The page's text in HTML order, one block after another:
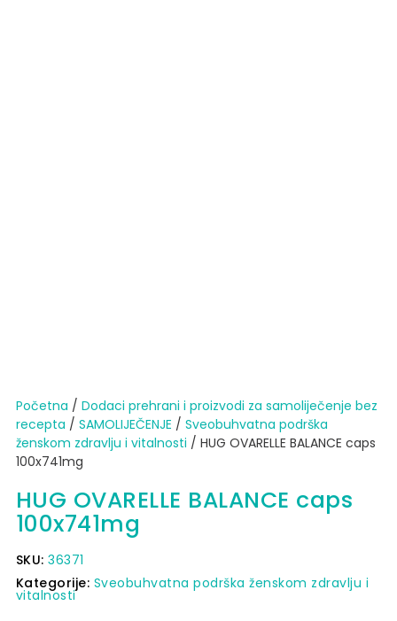
Početna / Dodaci prehrani i proizvodi za samoliječenje bez
recepta / SAMOLIJEČENJE / Sveobuhvatna podrška
ženskom zdravlju i vitalnosti / HUG OVARELLE BALANCE caps
100x741mg
HUG OVARELLE BALANCE caps
100x741mg
SKU:36371
Kategorije: Sveobuhvatna podrška ženskom zdravlju i
vitalnosti